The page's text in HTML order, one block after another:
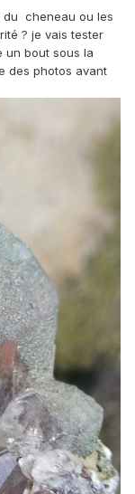
du cheneau ou les
? je vais tester
un bout sous la
des photos avant